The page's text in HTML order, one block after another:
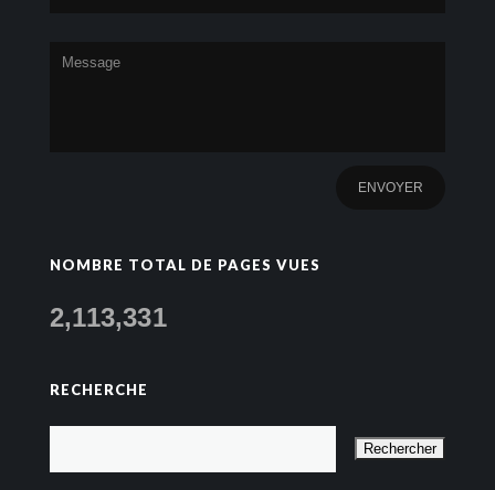
NOMBRE TOTAL DE PAGES VUES
2,113,331
RECHERCHE